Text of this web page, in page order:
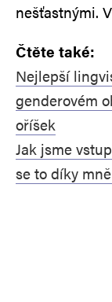
nešťastnými.
Čtěte také:
Nejlepší
genderovém
oříšek
Jak jsme
se to díky